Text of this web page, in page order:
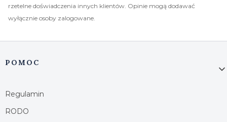
rzetelne doświadczenia innych klientów. Opinie mogą dodawać
wyłącznie osoby zalogowane.
Linki w stopce
POMOC
Regulamin
RODO